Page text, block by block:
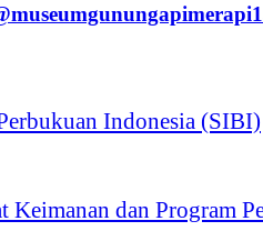
Indonesia (SIBI)
dan Program